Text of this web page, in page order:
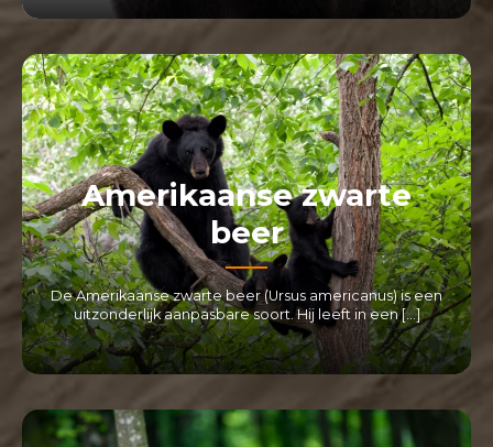
LEES MEER
Amerikaanse zwarte
beer
De Amerikaanse zwarte beer (Ursus americanus) is een
uitzonderlijk aanpasbare soort. Hij leeft in een […]
LEES MEER